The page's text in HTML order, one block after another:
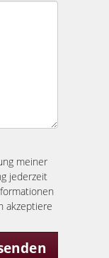
meiner
jederzeit
akzeptiere